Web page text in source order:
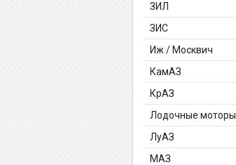
ЗИЛ
ЗИС
Иж / Москвич
КамАЗ
КрАЗ
Лодочные моторы
ЛуАЗ
МАЗ